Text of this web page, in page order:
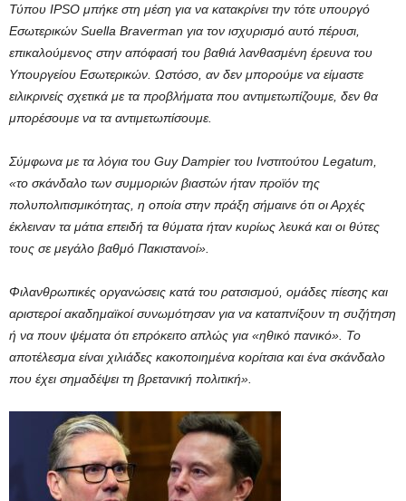
Τύπου IPSO μπήκε στη μέση για να κατακρίνει την τότε υπουργό
Εσωτερικών Suella Braverman για τον ισχυρισμό αυτό πέρυσι,
επικαλούμενος στην απόφασή του βαθιά λανθασμένη έρευνα του
Υπουργείου Εσωτερικών. Ωστόσο, αν δεν μπορούμε να είμαστε
ειλικρινείς σχετικά με τα προβλήματα που αντιμετωπίζουμε, δεν θα
μπορέσουμε να τα αντιμετωπίσουμε.
Σύμφωνα με τα λόγια του Guy Dampier του Ινστιτούτου Legatum,
«το σκάνδαλο των συμμοριών βιαστών ήταν προϊόν της
πολυπολιτισμικότητας, η οποία στην πράξη σήμαινε ότι οι Αρχές
έκλειναν τα μάτια επειδή τα θύματα ήταν κυρίως λευκά και οι θύτες
τους σε μεγάλο βαθμό Πακιστανοί».
Φιλανθρωπικές οργανώσεις κατά του ρατσισμού, ομάδες πίεσης και
αριστεροί ακαδημαϊκοί συνωμότησαν για να καταπνίξουν τη συζήτηση
ή να πουν ψέματα ότι επρόκειτο απλώς για «ηθικό πανικό». Το
αποτέλεσμα είναι χιλιάδες κακοποιημένα κορίτσια και ένα σκάνδαλο
που έχει σημαδέψει τη βρετανική πολιτική».